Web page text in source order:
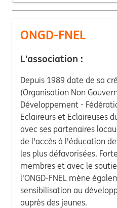
ONGD-FNEL
L'association :
Depuis 1989 date de sa
(Organisation Non
Développement -
Eclaireurs et Eclaireuses
avec ses partenaires
de l'accès à l'éducation
les plus défavorisées.
membres et avec le
l'ONGD-FNEL mène
sensibilisation au
auprès des jeunes.